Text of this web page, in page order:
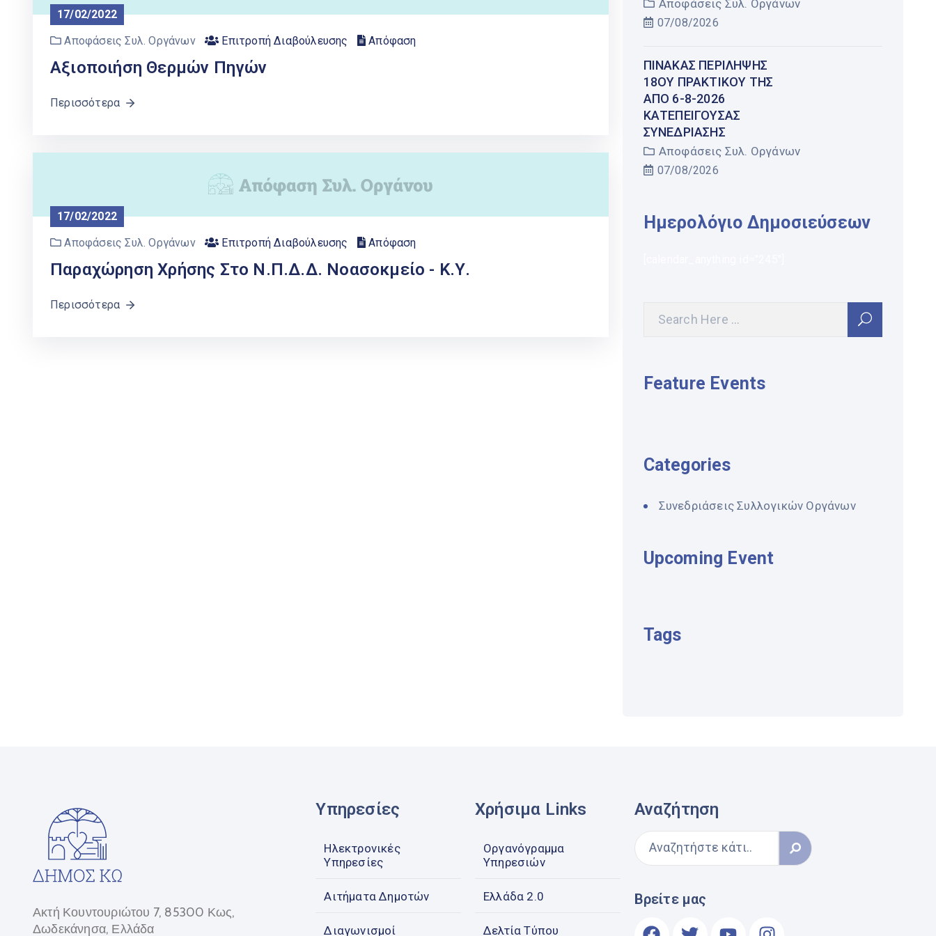
17/02/2022
Αποφάσεις Συλ. Οργάνων
Επιτροπή Διαβούλευσης Απόφαση
Αξιοποιήση Θερμών Πηγών
Περισσότερα
17/02/2022
Αποφάσεις Συλ. Οργάνων
Επιτροπή Διαβούλευσης Απόφαση
Παραχώρηση Χρήσης Στο Ν.Π.Δ.Δ. Νοασοκμείο - Κ.Υ.
Περισσότερα
Αποφάσεις Συλ. Οργάνων
07/08/2026
ΠΊΝΑΚΑΣ ΠΕΡΊΛΗΨΗΣ
18ΟΥ ΠΡΑΚΤΙΚΟΎ ΤΗΣ
ΑΠΌ 6-8-2026
ΚΑΤΕΠΕΊΓΟΥΣΑΣ
ΣΥΝΕΔΡΊΑΣΗΣ
Αποφάσεις Συλ. Οργάνων
07/08/2026
Ημερολόγιο Δημοσιεύσεων
Feature Events
Categories
Συνεδριάσεις Συλλογικών Οργάνων
Upcoming Event
Tags
Ακτή Κουντουριώτου 7, 85300 Κως,
Δωδεκάνησα, Ελλάδα
Υπηρεσίες
Ηλεκτρονικές
Υπηρεσίες
Αιτήματα Δημοτών
Διαγωνισμοί
Χρήσιμα Links
Οργανόγραμμα
Υπηρεσιών
Ελλάδα 2.0
Δελτία Τύπου
Αναζήτηση
Βρείτε μας